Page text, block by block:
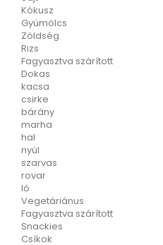
Kókusz
Gyümölcs
Zöldség
Rizs
Fagyasztva szárított
Dokas
kacsa
csirke
bárány
marha
hal
nyúl
szarvas
rovar
ló
Vegetáriánus
Fagyasztva szárított
Snackies
Csíkok